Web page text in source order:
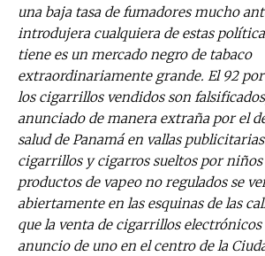
una baja tasa de fumadores mucho
introdujera cualquiera de estas
tiene es un mercado negro de tabaco
extraordinariamente grande. El 92
los cigarrillos vendidos son
anunciado de manera extraña por el
salud de Panamá en vallas
cigarrillos y cigarros sueltos por niños
productos de vapeo no regulados se
abiertamente en las esquinas de las
que la venta de cigarrillos electrónicos
anuncio de uno en el centro de la